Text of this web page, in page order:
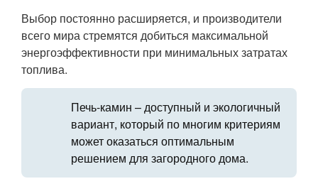
Выбор постоянно расширяется, и производители
всего мира стремятся добиться максимальной
энергоэффективности при минимальных затратах
топлива.
Печь-камин – доступный и экологичный
вариант, который по многим критериям
может оказаться оптимальным
решением для загородного дома.